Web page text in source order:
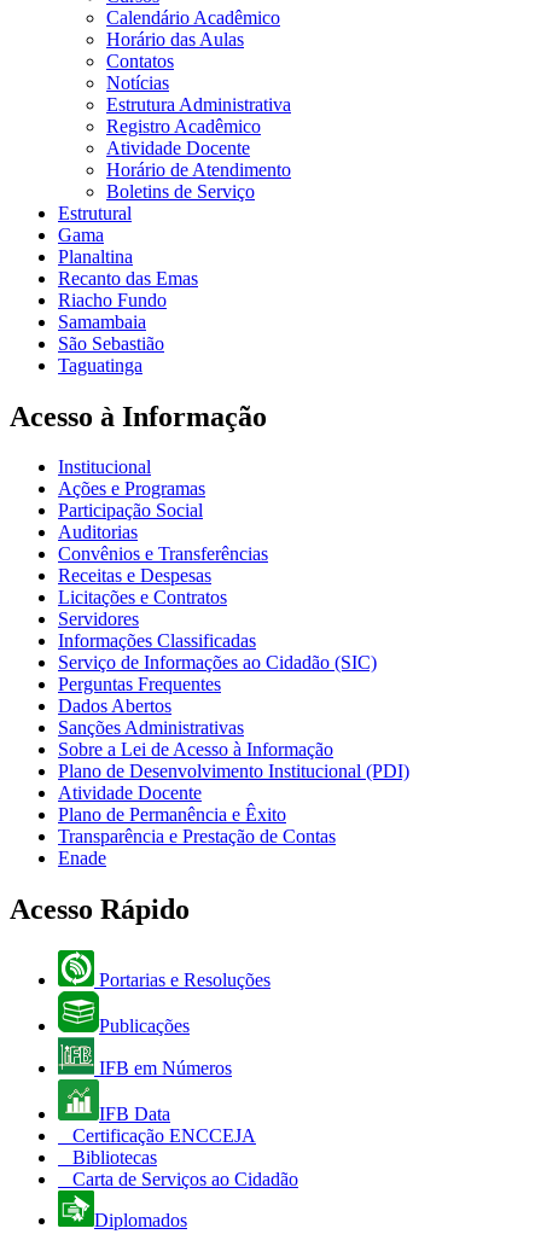
Calendário Acadêmico
Horário das Aulas
Contatos
Notícias
Estrutura Administrativa
Registro Acadêmico
Atividade Docente
Horário de Atendimento
Boletins de Serviço
Estrutural
Gama
Planaltina
Recanto das Emas
Riacho Fundo
Samambaia
São Sebastião
Taguatinga
Acesso à Informação
Institucional
Ações e Programas
Participação Social
Auditorias
Convênios e Transferências
Receitas e Despesas
Licitações e Contratos
Servidores
Informações Classificadas
Serviço de Informações ao Cidadão (SIC)
Perguntas Frequentes
Dados Abertos
Sanções Administrativas
Sobre a Lei de Acesso à Informação
Plano de Desenvolvimento Institucional (PDI)
Atividade Docente
Plano de Permanência e Êxito
Transparência e Prestação de Contas
Enade
Acesso Rápido
Portarias e Resoluções
Publicações
IFB em Números
IFB Data
Certificação ENCCEJA
Bibliotecas
Carta de Serviços ao Cidadão
Diplomados